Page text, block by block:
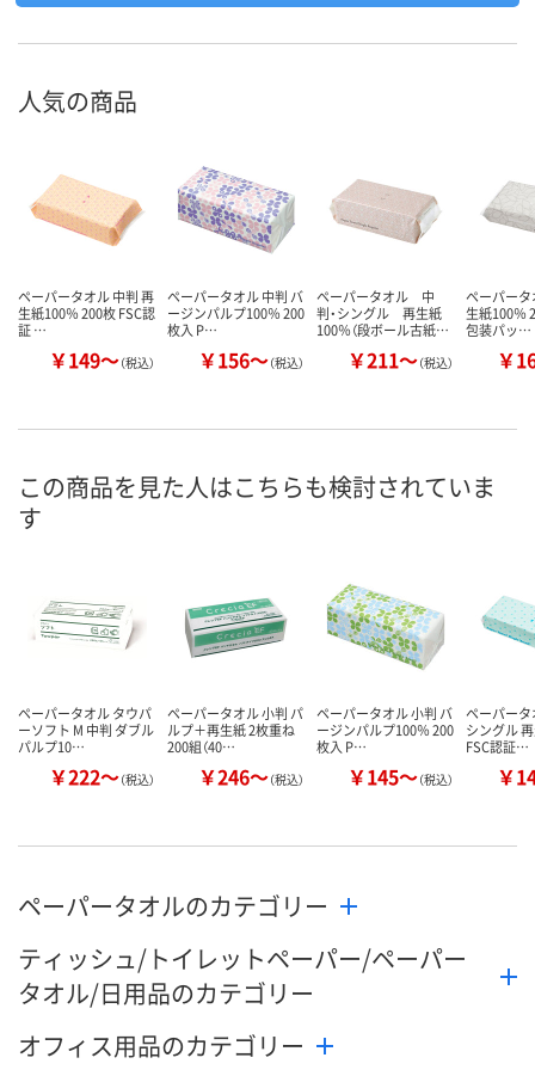
人気の商品
ペーパータオル 中判 再
生紙100％ 200枚 FSC認
証 …
￥149～（税込）
ペーパータオル 中判 バ
ージンパルプ100％ 200
枚入 P…
￥156～（税込）
ペーパータオル 中
判・シングル 再生紙
100％（段ボール古紙…
￥211～（税込）
ペーパータ
生紙100％
包装パッ…
￥
この商品を見た人はこちらも検討されていま
す
ペーパータオル タウパ
ーソフト M 中判 ダブル
パルプ10…
￥222～（税込）
ペーパータオル 小判 パ
ルプ＋再生紙 2枚重ね
200組（40…
￥246～（税込）
ペーパータオル 小判 バ
ージンパルプ100％ 200
枚入 P…
￥145～（税込）
ペーパータ
シングル
FSC認証…
￥
ペーパータオルのカテゴリー
ティッシュ/トイレットペーパー/ペーパー
タオル/日用品のカテゴリー
オフィス用品のカテゴリー